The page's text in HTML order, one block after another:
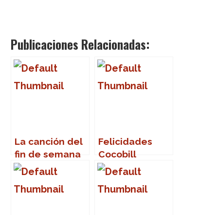
Publicaciones Relacionadas:
La canción del
fin de semana
Felicidades
Cocobill